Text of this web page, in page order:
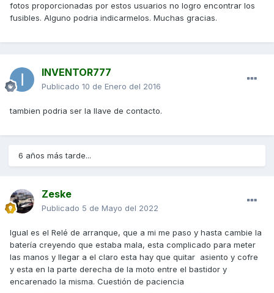
fotos proporcionadas por estos usuarios no logro encontrar los
fusibles. Alguno podria indicarmelos. Muchas gracias.
INVENTOR777
Publicado 10 de Enero del 2016
tambien podria ser la llave de contacto.
6 años más tarde...
Zeske
Publicado 5 de Mayo del 2022
Igual es el Relé de arranque, que a mi me paso y hasta cambie la
batería creyendo que estaba mala, esta complicado para meter
las manos y llegar a el claro esta hay que quitar asiento y cofre
y esta en la parte derecha de la moto entre el bastidor y
encarenado la misma. Cuestión de paciencia